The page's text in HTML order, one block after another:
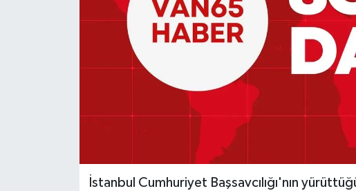
İstanbul Cumhuriyet Başsavcılığı'nın